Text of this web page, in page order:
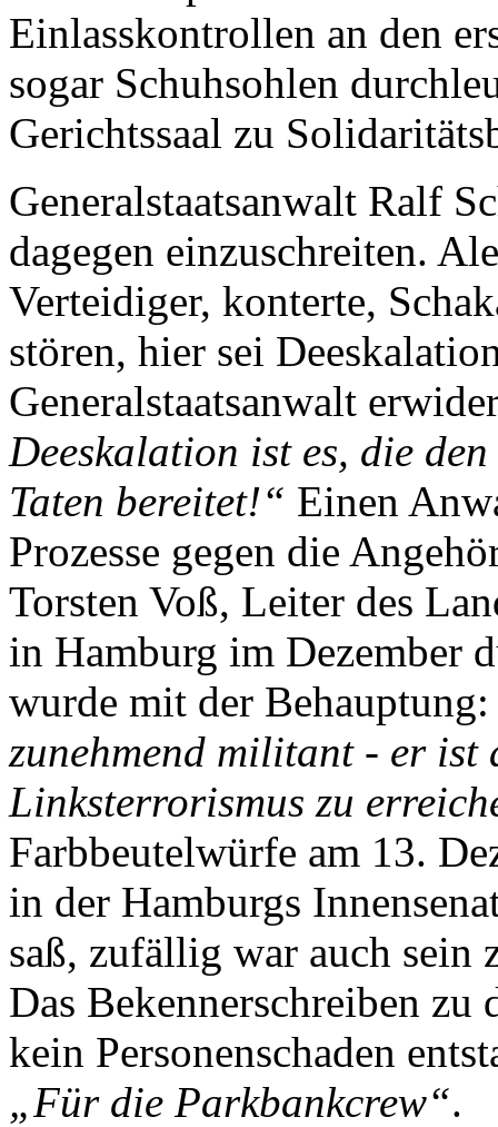
Einlasskontrollen an den
sogar Schuhsohlen
Gerichtssaal zu
Generalstaatsanwalt Ralf
dagegen einzuschreiten.
Verteidiger, konterte,
stören, hier sei
Generalstaatsanwalt
Deeskalation ist es, die
Taten bereitet!“ Einen
Prozesse gegen die
Torsten Voß, Leiter des
in Hamburg im Dezember
wurde mit der
zunehmend militant - er ist
Linksterrorismus zu
Farbbeutelwürfe am 13.
in der Hamburgs
saß, zufällig war auch
Das Bekennerschreiben zu
kein Personenschaden
„Für die Parkbankcrew“.